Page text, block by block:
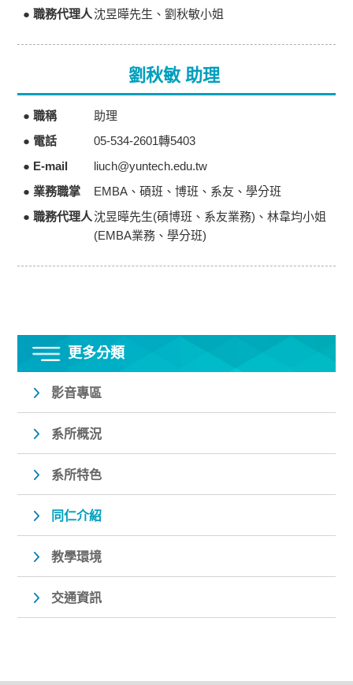
● 職務代理人沈昱曄先生、劉秋敏小姐
劉秋敏 助理
● 職稱
助理
● 電話
05-534-2601轉5403
● E-mail
liuch@yuntech.edu.tw
● 業務職掌
EMBA、碩班、博班、系友、學分班
● 職務代理人沈昱曄先生(碩博班、系友業務)、林韋均小姐
(EMBA業務、學分班)
更多分類
影音專區
系所概況
系所特色
同仁介紹
教學環境
交通資訊